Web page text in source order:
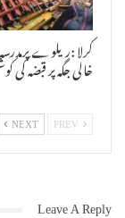
کرلا :ریلوے
خالی جگہ پر قبضہ
NEXT
Leave A Reply